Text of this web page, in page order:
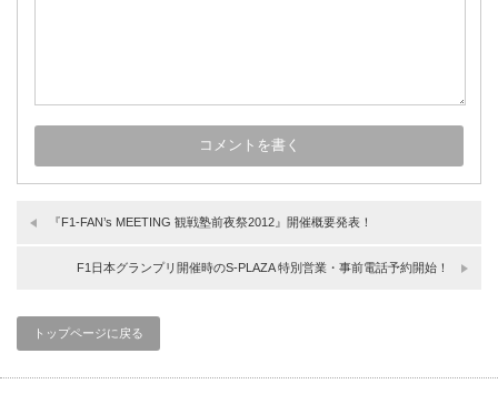
『F1-FAN’s MEETING 観戦塾前夜祭2012』開催概要発表！
F1日本グランプリ開催時のS-PLAZA 特別営業・事前電話予約開始！
トップページに戻る